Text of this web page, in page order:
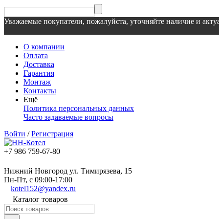
Уважаемые покупатели, пожалуйста, уточняйте наличие и
О компании
Оплата
Доставка
Гарантия
Монтаж
Контакты
Ещё
Политика персональных данных
Часто задаваемые вопросы
Войти /Регистрация
+7 986 759-67-80
Нижний Новгород ул. Тимирязева, 15
Пн-Пт, с 09:00-17:00
kotel152@yandex.ru
Каталог товаров